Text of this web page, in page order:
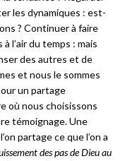
les dynamiques : est-
? Continuer à faire
l’air du temps : mais
des autres et de
et nous le sommes
un partage
où nous choisissons
témoignage. Une
partage ce que l’on a
des pas de Dieu au